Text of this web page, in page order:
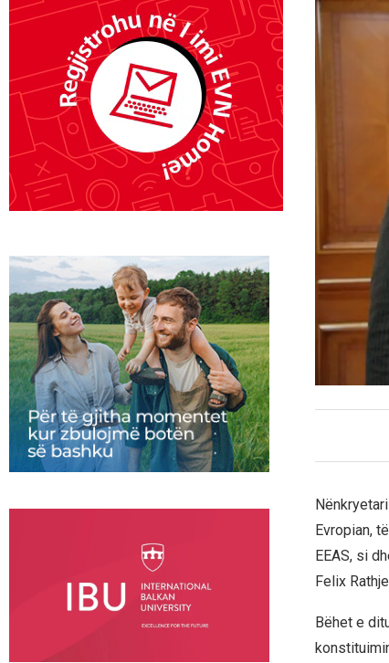
Evropian,
EEAS, si
Felix
Bëhet e